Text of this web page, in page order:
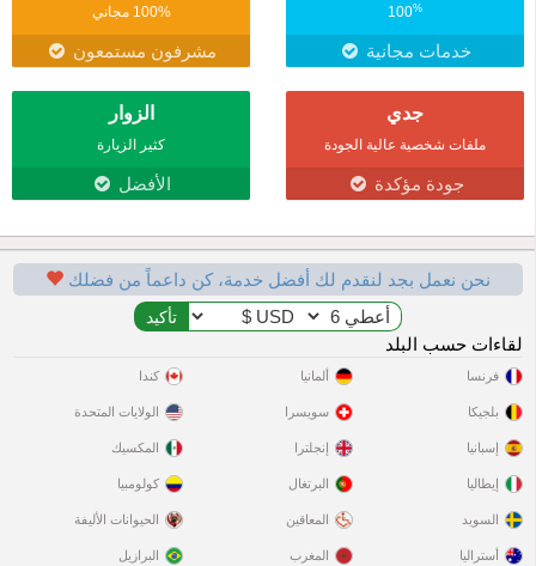
100%
خدمات مجانية
100% مجاني
مشرفون مستمعون
جدي
ملفات شخصية عالية الجودة
جودة مؤكدة
الزوار
كثير الزيارة
الأفضل
نحن نعمل بجد لنقدم لك أفضل خدمة، كن داعماً من فضلك
لقاءات حسب البلد
فرنسا
بلجيكا
إسبانيا
إيطاليا
السويد
ألمانيا
سويسرا
إنجلترا
البرتغال
المعاقين
كندا
الولايات المتحدة
المكسيك
كولومبيا
الحيوانات الأليفة
أستراليا المغرب البرازيل